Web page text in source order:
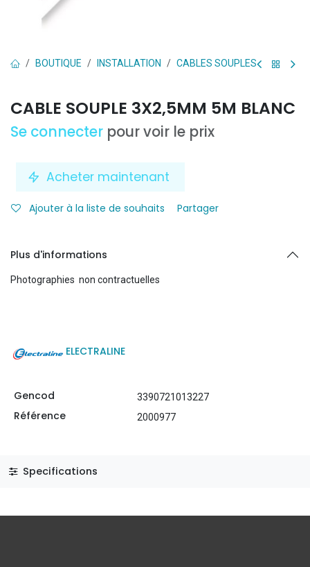
BOUTIQUE INSTALLATION CABLES SOUPLES
CABLE SOUPLE 3X2,5MM 5M BLANC
Se connecter pour voir le prix
Acheter maintenant
Ajouter à la liste de souhaits Partager
Plus d'informations
Photographies non contractuelles
ELECTRALINE
Gencod 3390721013227
Référence 2000977
Specifications